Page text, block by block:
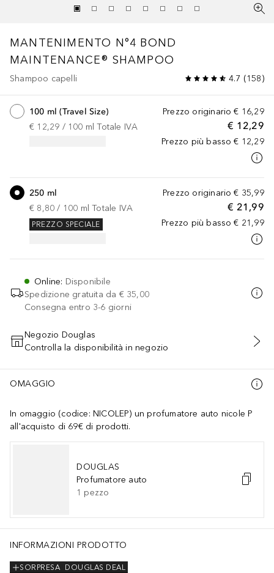
MANTENIMENTO N°4 BOND
MAINTENANCE® SHAMPOO
Shampoo capelli 4.7 (158)
Prezzo originario € 16,29
€ 12,29
Prezzo più basso € 12,29
100 ml (Travel Size)
€ 12,29 / 100 ml Totale IVA
Prezzo originario € 35,99
€ 21,99
Prezzo più basso € 21,99
250 ml
€ 8,80 / 100 ml Totale IVA
PREZZO SPECIALE
Online: Disponibile
Spedizione gratuita da € 35,00
Consegna entro 3-6 giorni
AGGIUNGI AL CARRELLO
Negozio Douglas
Controlla la disponibilità in negozio
OMAGGIO
In omaggio (codice: NICOLEP) un profumatore auto nicole P
all'acquisto di 69€ di prodotti.
DOUGLAS
Profumatore auto
1 pezzo
INFORMAZIONI PRODOTTO
DOUGLAS DEAL
SORPRESA